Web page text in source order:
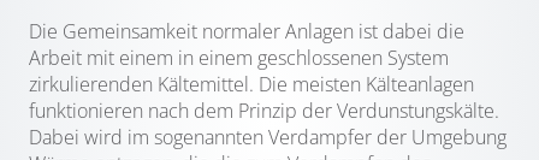
Die Gemeinsamkeit normaler Anlagen ist dabei die
Arbeit mit einem in einem geschlossenen System
zirkulierenden Kältemittel. Die meisten Kälteanlagen
funktionieren nach dem Prinzip der Verdunstungskälte.
Dabei wird im sogenannten Verdampfer der Umgebung